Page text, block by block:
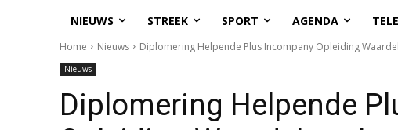
NIEUWS STREEK SPORT AGENDA
Home Nieuws Diplomering Helpende Plus Incompany Opleiding
Nieuws
Diplomering Helpende